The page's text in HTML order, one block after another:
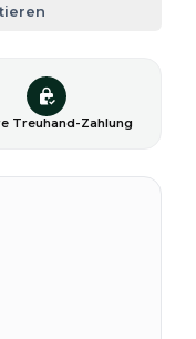
Treuhand-Zahlung